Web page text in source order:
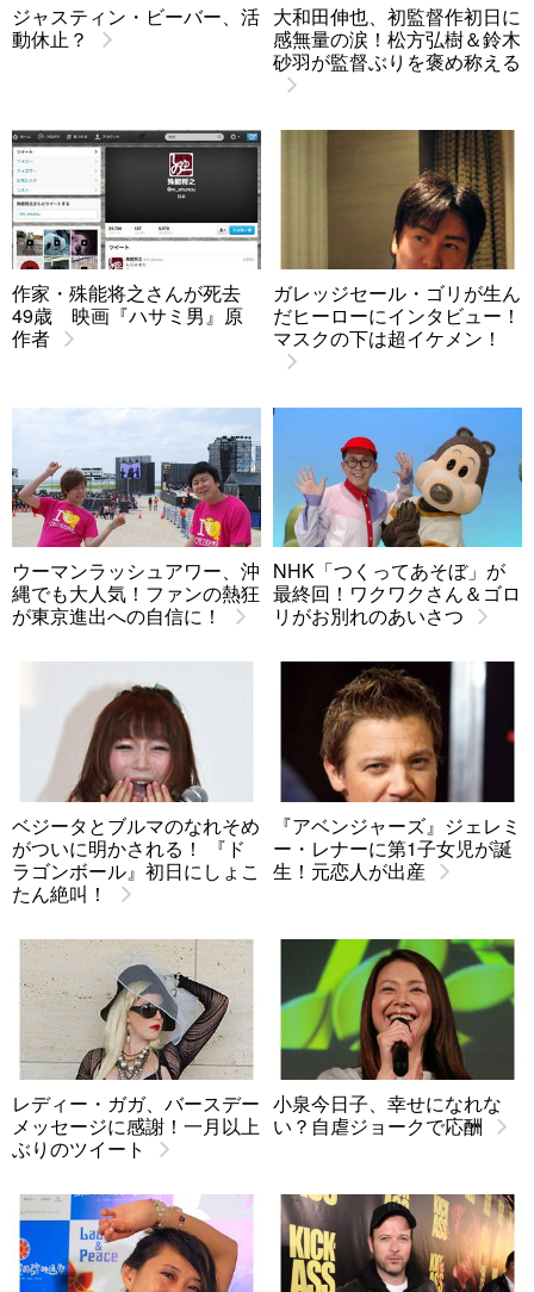
ジャスティン・ビーバー、活
動休止？
大和田伸也、初監督作初日に
感無量の涙！松方弘樹＆鈴木
砂羽が監督ぶりを褒め称える
作家・殊能将之さんが死去
49歳 映画『ハサミ男』原
作者
ガレッジセール・ゴリが生ん
だヒーローにインタビュー！
マスクの下は超イケメン！
ウーマンラッシュアワー、沖
縄でも大人気！ファンの熱狂
が東京進出への自信に！
NHK「つくってあそぼ」が
最終回！ワクワクさん＆ゴロ
リがお別れのあいさつ
ベジータとブルマのなれそめ
がついに明かされる！ 『ド
ラゴンボール』初日にしょこ
たん絶叫！
『アベンジャーズ』ジェレミ
ー・レナーに第1子女児が誕
生！元恋人が出産
レディー・ガガ、バースデー
メッセージに感謝！一月以上
ぶりのツイート
小泉今日子、幸せになれな
い？自虐ジョークで応酬